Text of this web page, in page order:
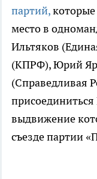
партий,которые
место в
Ильтяков
(КПРФ), Юрий
(Справедливая
выдвижение
съезде партии